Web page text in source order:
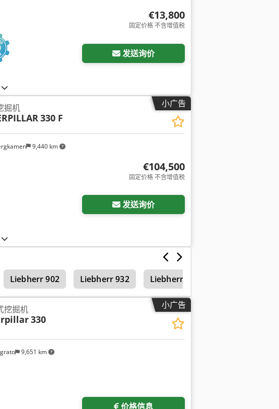
€13,800
固定价格 不含增值税
发送询价
小广告
9,440 km
掘机
330 F
€104,500
固定价格 不含增值税
发送询价
Liebherr 902 Liebherr 932 Liebherr 941
小广告
9,651 km
挖掘机
330
价格信息